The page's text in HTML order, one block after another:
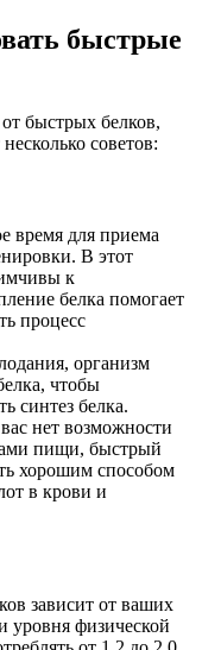
быстрые
быстрых белков,
советов:
время для приема
В этот
к
белка помогает
процесс
организм
чтобы
синтез белка.
нет возможности
пищи, быстрый
хорошим способом
в крови и
зависит от ваших
уровня физической